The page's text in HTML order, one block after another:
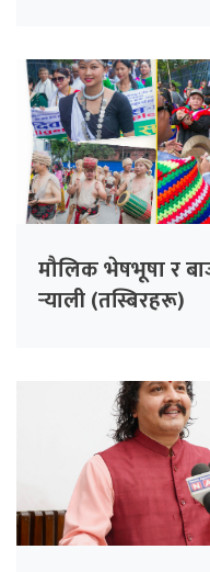
मौलिक भेषभूषा र
र्‍याली (तस्बिरहरू)